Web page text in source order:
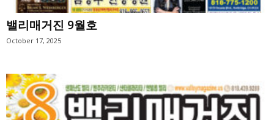
밸리매거진 9월호
October 17, 2025